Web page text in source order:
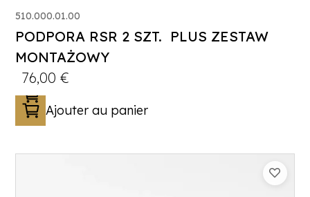
510.000.01.00
PODPORA RSR 2 SZT. PLUS ZESTAW
MONTAŻOWY
76,00€
Ajouter au panier